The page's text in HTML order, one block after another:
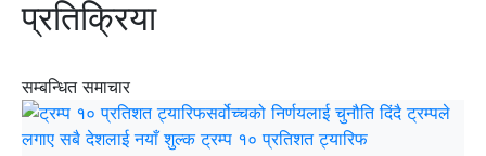
प्रतिक्रिया
सम्बन्धित समाचार